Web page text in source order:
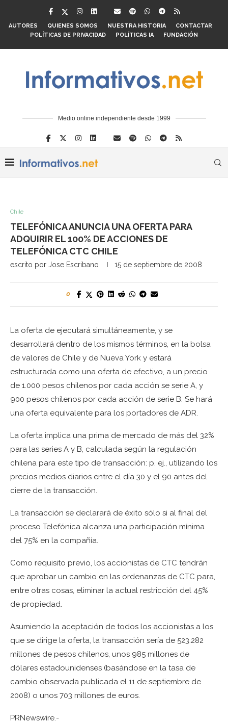
AUTORES QUIENES SOMOS NUESTRA HISTORIA
CONTACTAR
POLÍTICAS DE PRIVACIDAD
POLÍTICAS IA FUNDACIÓN
Medio online independiente desde 1999
Chile
TELEFÓNICA ANUNCIA UNA OFERTA PARA
ADQUIRIR EL 100% DE ACCIONES DE
TELEFÓNICA CTC CHILE
escrito por Jose Escribano 15 de septiembre de 2008
0
La oferta de ejecutará simultáneamente, y se
desarrollará dentro de los mismos términos, en la bolsa
de valores de Chile y de Nueva York y estará
estructurada como una oferta de efectivo, a un precio
de 1.000 pesos chilenos por cada acción se serie A, y
900 pesos chilenos por cada acción de serie B. Se hará
una oferta equivalente para los portadores de ADR.
La oferta implica una prima de mercado de más del 32%
para las series A y B, calculada según la regulación
chilena para este tipo de transacción: p. ej., utilizando los
precios medios diarios entre el día 30 y el 90 antes del
cierre de la transacción.
La transacción se declarará de éxito sólo si al final del
proceso Telefónica alcanza una participación mínima
del 75% en la compañía.
Como requisito previo, los accionistas de CTC tendrán
que aprobar un cambio en las ordenanzas de CTC para,
entre otras cosas, eliminar la actual restricción del 45%
de propiedad.
Asumiendo la aceptación de todos los accionistas a los
que se dirige la oferta, la transacción sería de 523.282
millones de pesos chilenos, unos 985 millones de
dólares estadounidenses (basándose en la tasa de
cambio observada publicada el 11 de septiembre de
2008) o unos 703 millones de euros.
PRNewswire.-